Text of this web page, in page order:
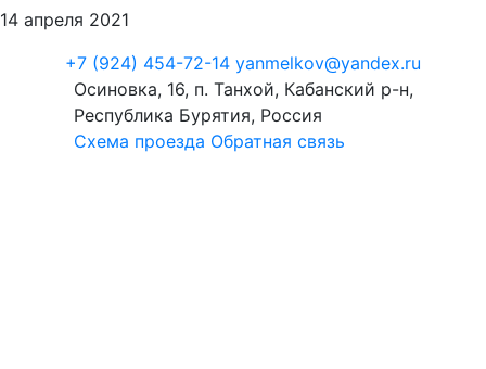
14 апреля 2021
+7 (924) 454-72-14 yanmelkov@yandex.ru
Осиновка, 16, п. Танхой, Кабанский р-н,
Республика Бурятия, Россия
Схема проезда Обратная связь